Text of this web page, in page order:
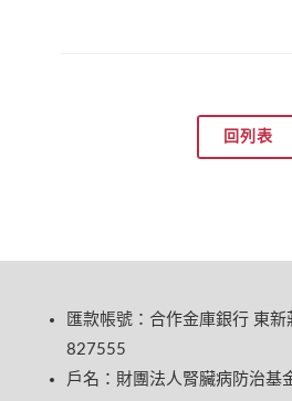
回列表
匯款帳號：合作金庫銀行 東
827555
戶名：財團法人腎臟病防治基